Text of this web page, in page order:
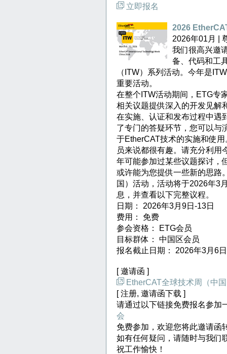
立即报名
2026
2026年01月 |
我们很高兴邀
备、代码和工
（ITW）系列活动。今年是
重要活动。
在整个ITW活动期间，ETG专
相关议题提供深入的开发见解
在实施、认证和发布过程中遇
了专门的答疑环节，您可以与
于EtherCAT技术的实施和使
员来说都很有趣。请充分利用
年可能参加过某些议题探讨，
或许能为您提供一些新的思路
国）活动，活动将于2026年3
息，并查看以下完整议程。
日期： 2026年3月9日-13日
费用： 免费
参会资格： ETG会员
目标群体： 中国区会员
报名截止日期： 2026年3月6
[ 邀请函 ]
EtherCAT全球技术周（中
[ 注册, 邀请函下载 ]
请通过以下链接免费报名参加
会
免费参加，欢迎您将此邀请函
如有任何疑问，请随时与我们
祝工作愉快！